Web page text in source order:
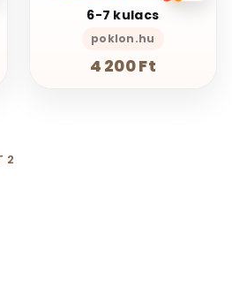
6-7 kulacs
poklon.hu
4 200 Ft
2